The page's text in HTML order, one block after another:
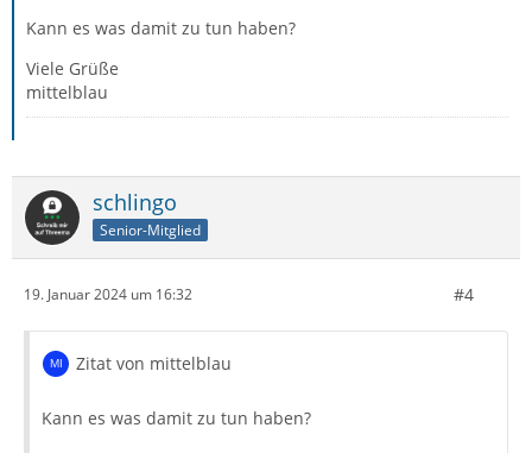
Kann es was damit zu tun haben?
Viele Grüße
mittelblau
schlingo
Senior-Mitglied
19. Januar 2024 um 16:32 #4
Zitat von mittelblau
Kann es was damit zu tun haben?